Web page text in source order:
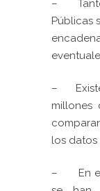
– T
Públicas
– E
millones
los datos
–
En